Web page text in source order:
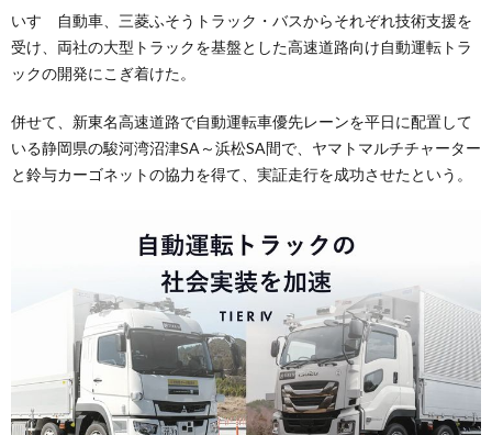
いすゞ自動車、三菱ふそうトラック・バスからそれぞれ技術支援を
受け、両社の大型トラックを基盤とした高速道路向け自動運転トラ
ックの開発にこぎ着けた。
併せて、新東名高速道路で自動運転車優先レーンを平日に配置して
いる静岡県の駿河湾沼津SA～浜松SA間で、ヤマトマルチチャーター
と鈴与カーゴネットの協力を得て、実証走行を成功させたという。